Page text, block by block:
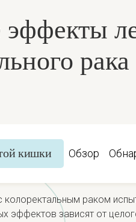
рака
кишки Обзор
раком
эффектов зависят от